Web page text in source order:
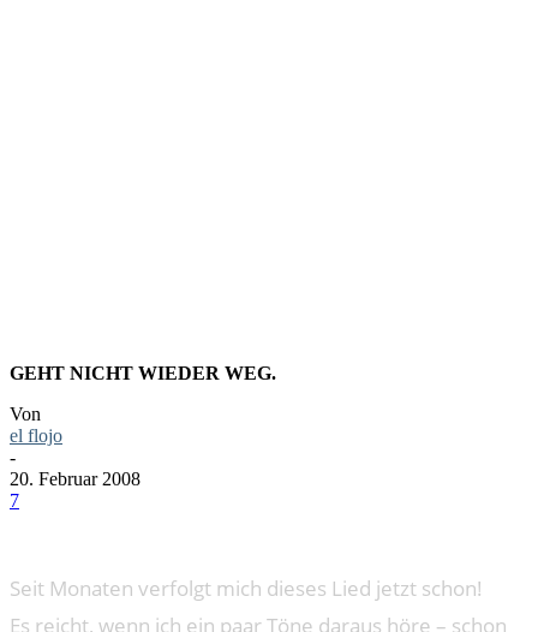
GEHT NICHT WIEDER WEG.
Von
el flojo
-
20. Februar 2008
7
Seit Monaten verfolgt mich dieses Lied jetzt schon!
Es reicht, wenn ich ein paar Töne daraus höre – schon